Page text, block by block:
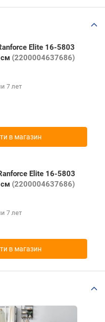
Elite 16-5803
(2200004637686)
7 лет
в магазин
Elite 16-5803
(2200004637686)
7 лет
в магазин